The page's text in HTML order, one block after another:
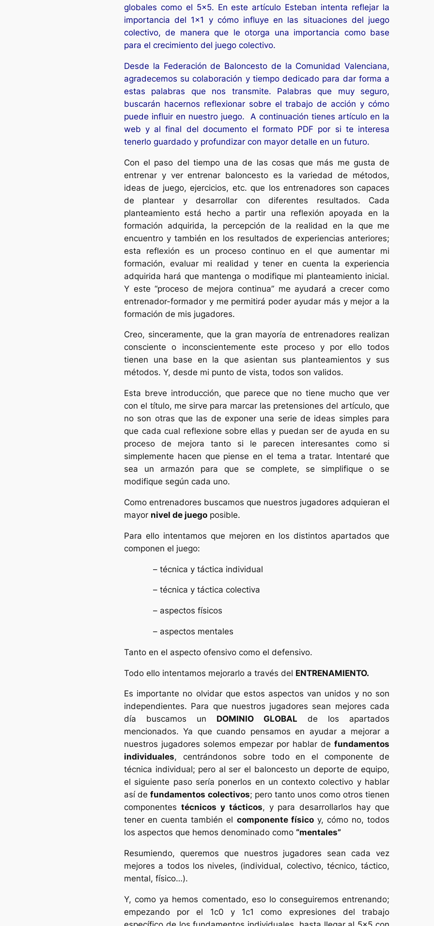
globales como el 5×5. En este artículo Esteban intenta reflejar la
importancia del 1×1 y cómo influye en las situaciones del juego
colectivo, de manera que le otorga una importancia como base
para el crecimiento del juego colectivo.
Desde la Federación de Baloncesto de la Comunidad Valenciana,
agradecemos su colaboración y tiempo dedicado para dar forma a
estas palabras que nos transmite. Palabras que muy seguro,
buscarán hacernos reflexionar sobre el trabajo de acción y cómo
puede influir en nuestro juego. A continuación tienes artículo en la
web y al final del documento el formato PDF por si te interesa
tenerlo guardado y profundizar con mayor detalle en un futuro.
Con el paso del tiempo una de las cosas que más me gusta de
entrenar y ver entrenar baloncesto es la variedad de métodos,
ideas de juego, ejercicios, etc. que los entrenadores son capaces
de plantear y desarrollar con diferentes resultados. Cada
planteamiento está hecho a partir una reflexión apoyada en la
formación adquirida, la percepción de la realidad en la que me
encuentro y también en los resultados de experiencias anteriores;
esta reflexión es un proceso continuo en el que aumentar mi
formación, evaluar mi realidad y tener en cuenta la experiencia
adquirida hará que mantenga o modifique mi planteamiento inicial.
Y este “proceso de mejora continua” me ayudará a crecer como
entrenador-formador y me permitirá poder ayudar más y mejor a la
formación de mis jugadores.
Creo, sinceramente, que la gran mayoría de entrenadores realizan
consciente o inconscientemente este proceso y por ello todos
tienen una base en la que asientan sus planteamientos y sus
métodos. Y, desde mi punto de vista, todos son validos.
Esta breve introducción, que parece que no tiene mucho que ver
con el título, me sirve para marcar las pretensiones del artículo, que
no son otras que las de exponer una serie de ideas simples para
que cada cual reflexione sobre ellas y puedan ser de ayuda en su
proceso de mejora tanto si le parecen interesantes como si
simplemente hacen que piense en el tema a tratar. Intentaré que
sea un armazón para que se complete, se simplifique o se
modifique según cada uno.
Como entrenadores buscamos que nuestros jugadores adquieran el
mayor nivel de juego posible.
Para ello intentamos que mejoren en los distintos apartados que
componen el juego:
– técnica y táctica individual
– técnica y táctica colectiva
– aspectos físicos
– aspectos mentales
Tanto en el aspecto ofensivo como el defensivo.
Todo ello intentamos mejorarlo a través del ENTRENAMIENTO.
Es importante no olvidar que estos aspectos van unidos y no son
independientes. Para que nuestros jugadores sean mejores cada
día buscamos un DOMINIO GLOBAL de los apartados
mencionados. Ya que cuando pensamos en ayudar a mejorar a
nuestros jugadores solemos empezar por hablar de fundamentos
individuales, centrándonos sobre todo en el componente de
técnica individual; pero al ser el baloncesto un deporte de equipo,
el siguiente paso sería ponerlos en un contexto colectivo y hablar
así defundamentos colectivos; pero tanto unos como otros tienen
componentes técnicos y tácticos, y para desarrollarlos hay que
tener en cuenta también el componente físicoy, cómo no, todos
los aspectos que hemos denominado como “mentales”
Resumiendo, queremos que nuestros jugadores sean cada vez
mejores a todos los niveles, (individual, colectivo, técnico, táctico,
mental, físico…).
Y, como ya hemos comentado, eso lo conseguiremos entrenando;
empezando por el 1c0 y 1c1 como expresiones del trabajo